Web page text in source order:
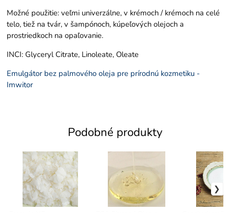
Možné použitie: veľmi univerzálne, v krémoch / krémoch na celé
telo, tiež na tvár, v šampónoch, kúpeľových olejoch a
prostriedkoch na opaľovanie.
INCI: Glyceryl Citrate, Linoleate, Oleate
Emulgátor bez palmového oleja pre prírodnú kozmetiku -
Imwitor
Podobné produkty